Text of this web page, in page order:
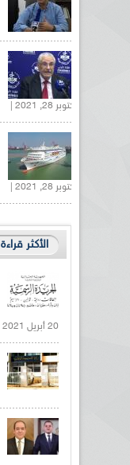
أكتوبر 28, 2021 |
أكتوبر 28, 2021 |
الأكثر قراءة
20 أبريل 2021 |